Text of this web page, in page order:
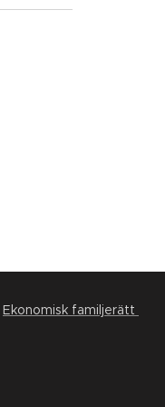
Ekonomisk familjerätt